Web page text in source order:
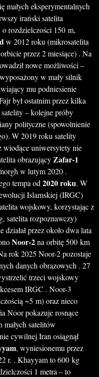
małych eksperymentalnych
irański satelita
o rozdzielczości 150 m,
w 2012 roku (mikrosatelita
przez 2 miesiące) . Na
nowe możliwości –
w mały silnik
mu podniesienie
był ostatnim przez kilka
– kolejne próby
polityczne (spowolnienie
W 2019 roku satelity
wiodące uniwersytety nie
obrazującyZafar-1
w lutym 2020 .
tempa od 2020 roku. W
Islamskiej (IRGC)
wojskowy, korzystając z
satelita rozpoznawczy)
przez około dwa lata
Noor-2na orbitę 500 km
rok 2025 Noor-2 pozostaje
danych obrazowych . 27
trzeci wojskowy
IRGC . Noor-3
~5 m) oraz nieco
Noor pokazuje rosnące
satelitów
cywilnej Iran osiągnął
, wyniesionemu przez
r. . Khayyam to 600 kg
1 metra – to